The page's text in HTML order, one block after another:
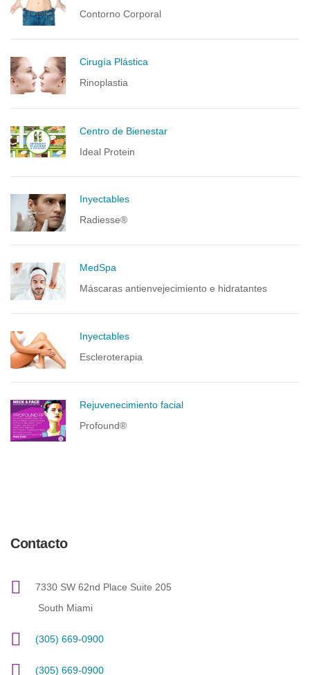
Contorno Corporal
Cirugía Plástica
Rinoplastia
Centro de Bienestar
Ideal Protein
Inyectables
Radiesse®
MedSpa
Máscaras antienvejecimiento e hidratantes
Inyectables
Escleroterapia
Rejuvenecimiento facial
Profound®
Contacto
7330 SW 62nd Place Suite 205
South Miami
(305) 669-0900
(305) 669-0900